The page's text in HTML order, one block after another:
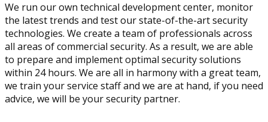
We run our own technical development center, monitor
the latest trends and test our state-of-the-art security
technologies. We create a team of professionals across
all areas of commercial security. As a result, we are able
to prepare and implement optimal security solutions
within 24 hours. We are all in harmony with a great team,
we train your service staff and we are at hand, if you need
advice, we will be your security partner.